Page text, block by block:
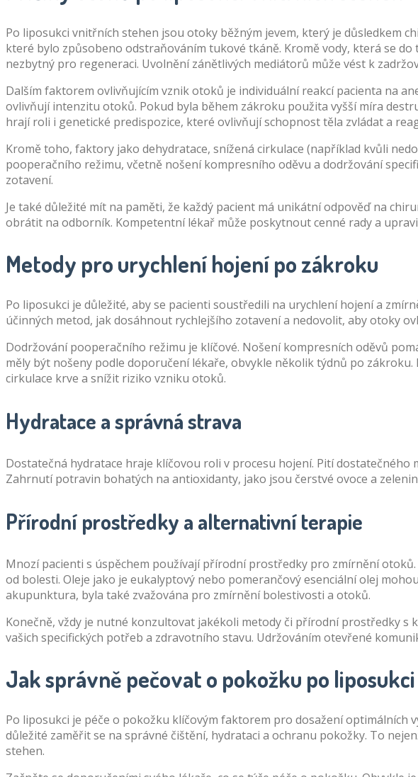
Po liposukci vnitřních stehen jsou otoky běžným jevem, který je důsledkem
které bylo způsobeno odstraňováním tukové tkáně. Kromě vody, která se
nezbytný pro regeneraci. Uvolnění zánětlivých mediátorů může vést k
Dalším faktorem ovlivňujícím vznik otoků je individuální reakcí pacienta na
ovlivňují intenzitu otoků. Pokud byla během zákroku použita vyšší míra
hrají roli i genetické predispozice, které ovlivňují schopnost těla zvládat a
Kromě toho, faktory jako dehydratace, snížená cirkulace (například kvůli
pooperačního režimu, včetně nošení kompresního oděvu a dodržování
zotavení.
Je také důležité mít na paměti, že každý pacient má unikátní odpověď na
obrátit na odborník. Kompetentní lékař může poskytnout cenné rady a
Metody pro urychlení hojení po zákroku
Po liposukci je důležité, aby se pacienti soustředili na urychlení hojení a
účinných metod, jak dosáhnout rychlejšího zotavení a nedovolit, aby otoky
Dodržování pooperačního režimu je klíčové. Nošení kompresních oděvů
měly být nošeny podle doporučení lékaře, obvykle několik týdnů po
cirkulace krve a snížit riziko vzniku otoků.
Hydratace a správná strava
Dostatečná hydratace hraje klíčovou roli v procesu hojení. Pití
Zahrnutí potravin bohatých na antioxidanty, jako jsou čerstvé ovoce a
Přírodní prostředky a alternativní terapie
Mnozí pacienti s úspěchem používají přírodní prostředky pro zmírnění
od bolesti. Oleje jako je eukalyptový nebo pomerančový esenciální olej
akupunktura, byla také zvažována pro zmírnění bolestivosti a otoků.
Konečně, vždy je nutné konzultovat jakékoli metody či přírodní prostředky
vašich specifických potřeb a zdravotního stavu. Udržováním otevřené
Jak správně pečovat o pokožku po liposukci
Po liposukci je péče o pokožku klíčovým faktorem pro dosažení optimálních
důležité zaměřit se na správné čištění, hydrataci a ochranu pokožky. To
stehen.